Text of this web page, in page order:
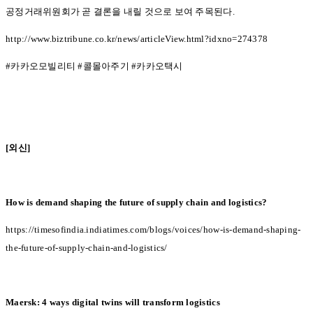
공정거래위원회가 곧 결론을 내릴 것으로 보여 주목된다.
http://www.biztribune.co.kr/news/articleView.html?idxno=274378
#카카오모빌리티#콜몰아주기#카카오택시
[외신]
How is demand shaping the future of supply chain and logistics?
https://timesofindia.indiatimes.com/blogs/voices/how-is-demand-shaping-
the-future-of-supply-chain-and-logistics/
Maersk: 4 ways digital twins will transform logistics